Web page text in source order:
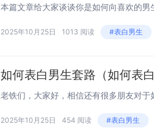
2025年10月25日 1013 阅读 #表白男生
如何表白男生套路（如何表
2025年10月25日 454 阅读 #表白男生